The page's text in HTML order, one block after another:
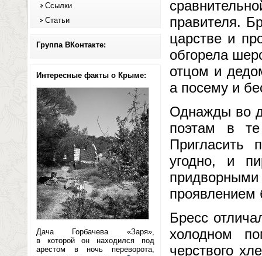
Ссылки
Статьи
Группа ВКонтакте:
Интересные факты о Крыме:
Дача Горбачева «Заря»,
в которой он находился под
арестом в ночь переворота,
правителя.
царстве и
обгорела
отцом и
а посему и
Однажды во
поэтам в
Пригласить
угодно, и
проявлением
Бресс
холодном
черствого